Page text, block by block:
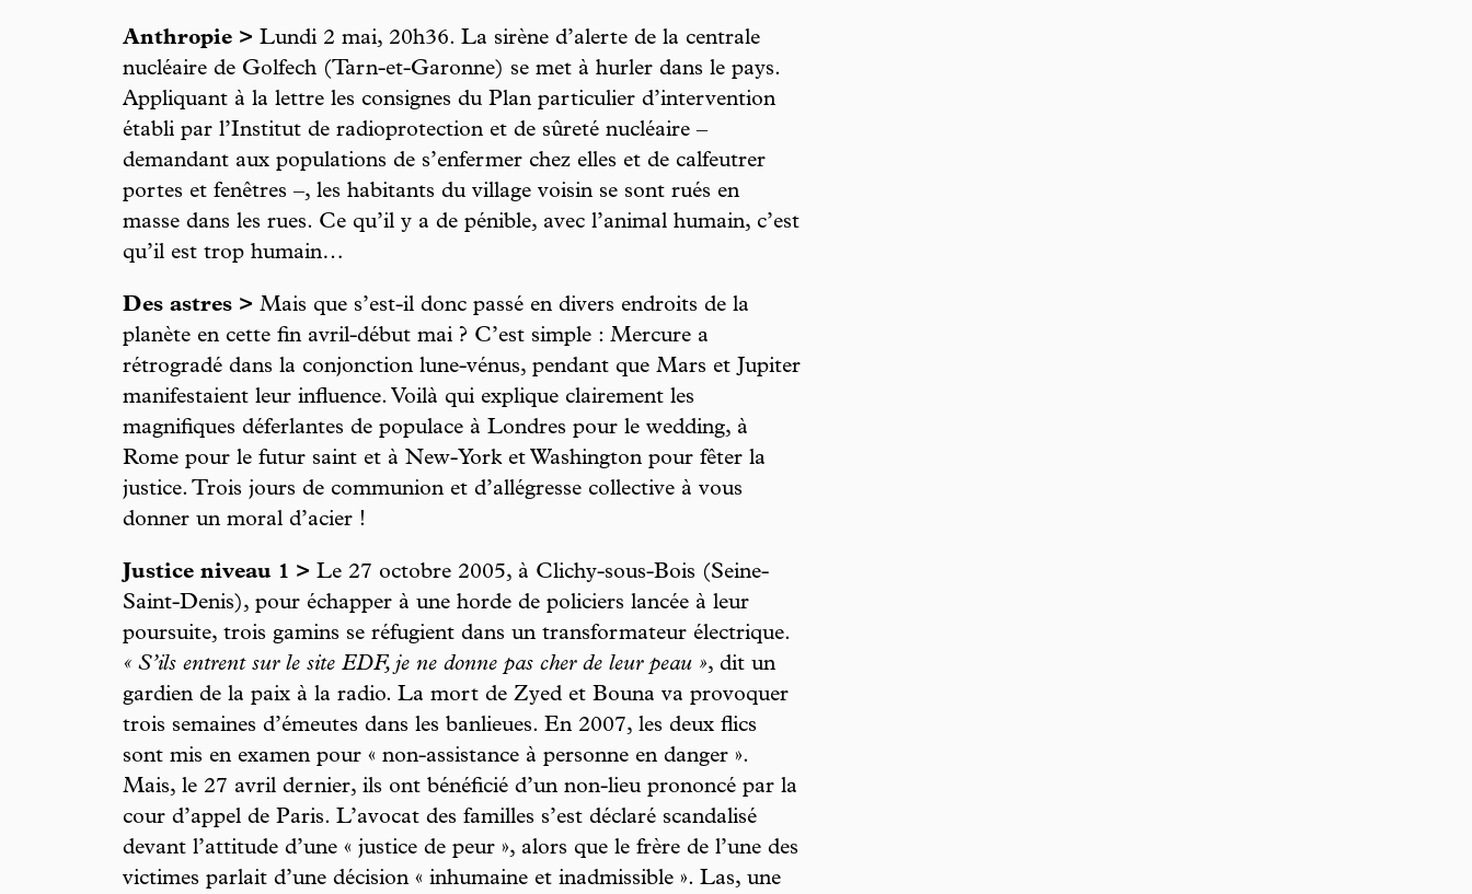
Anthropie > Lundi 2 mai, 20h36. La sirène d’alerte de la centrale
nucléaire de Golfech (Tarn-et-Garonne) se met à hurler dans le pays.
Appliquant à la lettre les consignes du Plan particulier d’intervention
établi par l’Institut de radioprotection et de sûreté nucléaire –
demandant aux populations de s’enfermer chez elles et de calfeutrer
portes et fenêtres –, les habitants du village voisin se sont rués en
masse dans les rues. Ce qu’il y a de pénible, avec l’animal humain, c’est
qu’il est trop humain…
Des astres > Mais que s’est-il donc passé en divers endroits de la
planète en cette fin avril-début mai ? C’est simple : Mercure a
rétrogradé dans la conjonction lune-vénus, pendant que Mars et Jupiter
manifestaient leur influence. Voilà qui explique clairement les
magnifiques déferlantes de populace à Londres pour le wedding, à
Rome pour le futur saint et à New-York et Washington pour fêter la
justice. Trois jours de communion et d’allégresse collective à vous
donner un moral d’acier !
Justice niveau 1 > Le 27 octobre 2005, à Clichy-sous-Bois (Seine-
Saint-Denis), pour échapper à une horde de policiers lancée à leur
poursuite, trois gamins se réfugient dans un transformateur électrique.
« S’ils entrent sur le site EDF, je ne donne pas cher de leur peau », dit un
gardien de la paix à la radio. La mort de Zyed et Bouna va provoquer
trois semaines d’émeutes dans les banlieues. En 2007, les deux flics
sont mis en examen pour « non-assistance à personne en danger ».
Mais, le 27 avril dernier, ils ont bénéficié d’un non-lieu prononcé par la
cour d’appel de Paris. L’avocat des familles s’est déclaré scandalisé
devant l’attitude d’une « justice de peur », alors que le frère de l’une des
victimes parlait d’une décision « inhumaine et inadmissible ». Las, une